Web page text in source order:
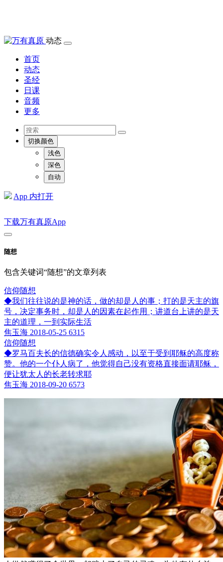
动态
首页
动态
圣经
日课
音频
更多
切换颜色
浅色
深色
自动
App 内打开
下载万有真原App
随想
包含关键词“随想”的文章列表
信仰随想
◆我们往往说的是神的话，做的却是人的事；打的是天主的旗
号，决定事务时，却是人的因素在起作用；讲道台上讲的是天
主的道理，一到实际生活
焦玉海 2018-05-25 6315
信仰随想
◆罗马百夫长的信德确实令人感动，以至于受到耶稣的高度称
赞。他的一个仆人病了，他觉得自己没有资格直接面请耶稣，
便让犹太人的长老转求耶
焦玉海 2018-09-20 6573